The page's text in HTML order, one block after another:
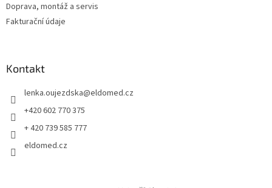
Doprava, montáž a servis
Fakturační údaje
Kontakt
lenka.oujezdska@eldomed.cz
+420 602 770 375
+ 420 739 585 777
eldomed.cz